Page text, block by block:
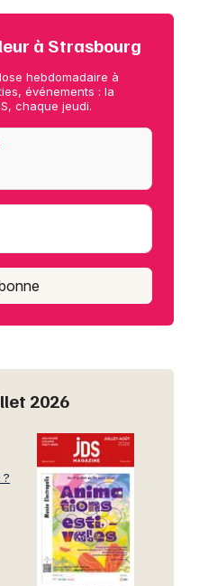
à Strasbourg
hebdomadaire à
événements : la
chaque jeudi.
2026